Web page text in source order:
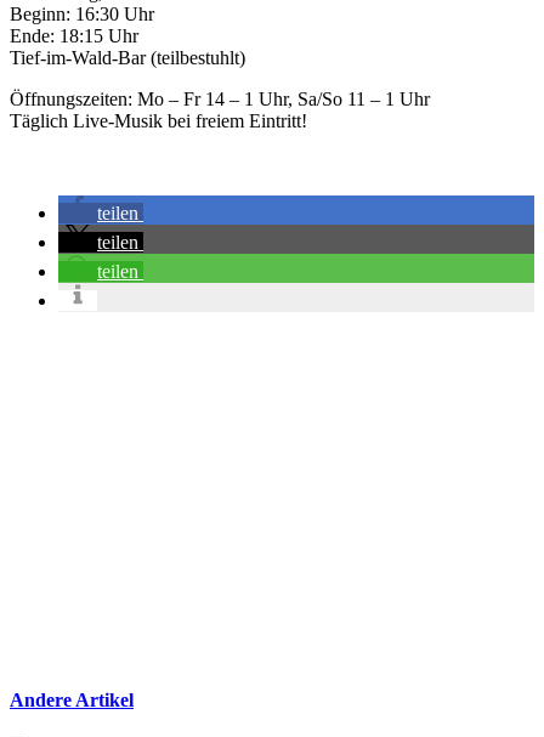
Beginn: 16:30 Uhr
Ende: 18:15 Uhr
Tief-im-Wald-Bar (teilbestuhlt)
Öffnungszeiten: Mo – Fr 14 – 1 Uhr, Sa/So 11 – 1 Uhr
Täglich Live-Musik bei freiem Eintritt!
teilen
teilen
teilen
Andere Artikel